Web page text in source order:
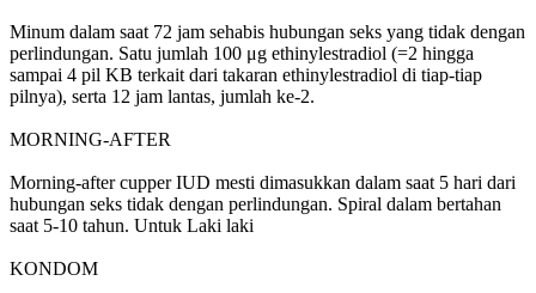
Minum dalam saat 72 jam sehabis hubungan seks yang tidak dengan
perlindungan. Satu jumlah 100 μg ethinylestradiol (=2 hingga
sampai 4 pil KB terkait dari takaran ethinylestradiol di tiap-tiap
pilnya), serta 12 jam lantas, jumlah ke-2.
MORNING-AFTER
Morning-after cupper IUD mesti dimasukkan dalam saat 5 hari dari
hubungan seks tidak dengan perlindungan. Spiral dalam bertahan
saat 5-10 tahun. Untuk Laki laki
KONDOM